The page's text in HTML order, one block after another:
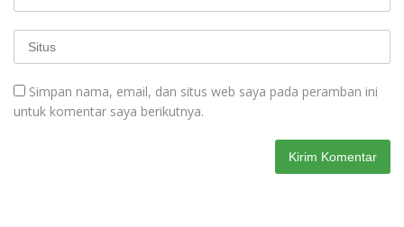
Simpan nama, email, dan situs web saya pada peramban ini
untuk komentar saya berikutnya.